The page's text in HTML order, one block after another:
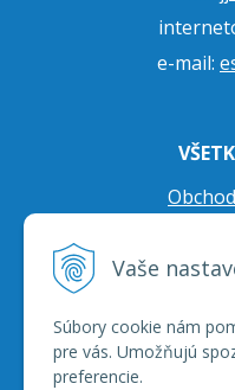
Vaše
Súbory cookie nám
pre vás. Umožňujú
preferencie.
e-mail: